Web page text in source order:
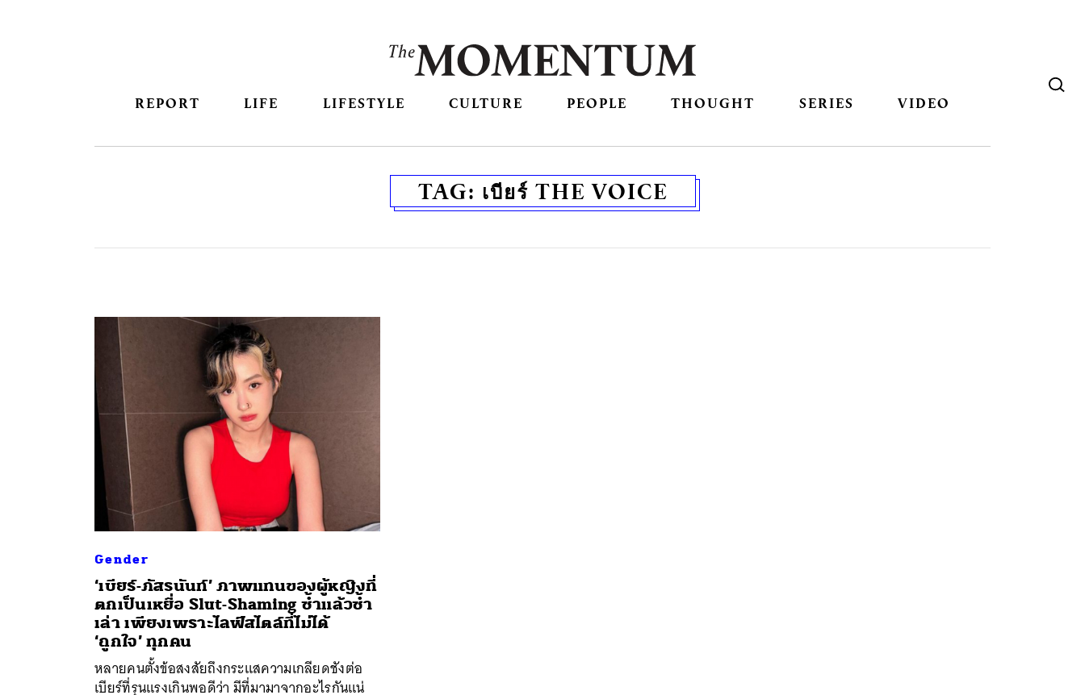
REPORT LIFE LIFESTYLE CULTURE PEOPLE THOUGHT SERIES VIDEO
TAG: เบียร์ THE VOICE
Gender
‘เบียร์-ภัสรนันท์’ ภาพแทนของผู้หญิงที่
ตกเป็นเหยื่อ Slut-Shaming ซ้ำแล้วซ้ำ
เล่า เพียงเพราะไลฟ์สไตล์ที่ไม่ได้
‘ถูกใจ’ ทุกคน
หลายคนตั้งข้อสงสัยถึงกระแสความเกลียดชังต่อ
เบียร์ที่รุนแรงเกินพอดีว่า มีที่มามาจากอะไรกันแน่